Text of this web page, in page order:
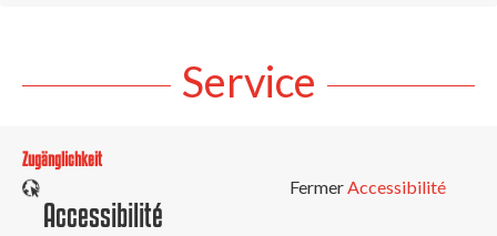
Service
Zugänglichkeit
Fermer
Accessibilité
Accessibilité